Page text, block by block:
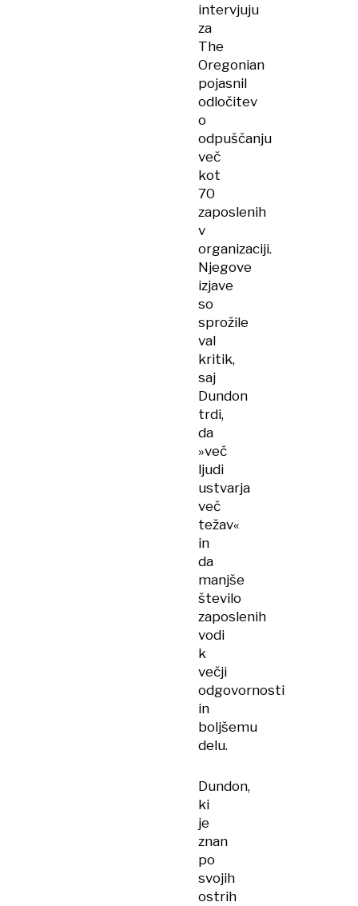
intervjuju
za
The
Oregonian
pojasnil
odločitev
o
odpuščanju
več
kot
70
zaposlenih
v
organizaciji.
Njegove
izjave
so
sprožile
val
kritik,
saj
Dundon
trdi,
da
»več
ljudi
ustvarja
več
težav«
in
da
manjše
število
zaposlenih
vodi
k
večji
odgovornosti
in
boljšemu
delu.
Dundon,
ki
je
znan
po
svojih
ostrih